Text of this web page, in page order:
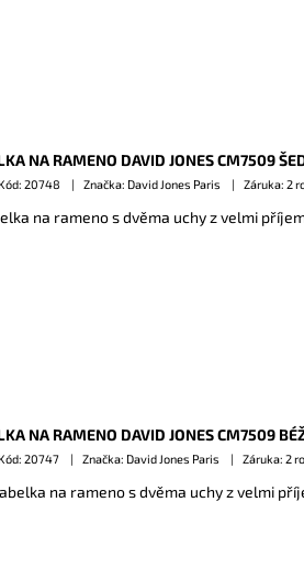
NA RAMENO DAVID JONES CM7509
Kód: 20748 Značka: David Jones Paris Záruka: 2
na rameno s dvěma uchy z velmi
NA RAMENO DAVID JONES CM7509
Kód: 20747 Značka: David Jones Paris Záruka: 2
na rameno s dvěma uchy z velmi